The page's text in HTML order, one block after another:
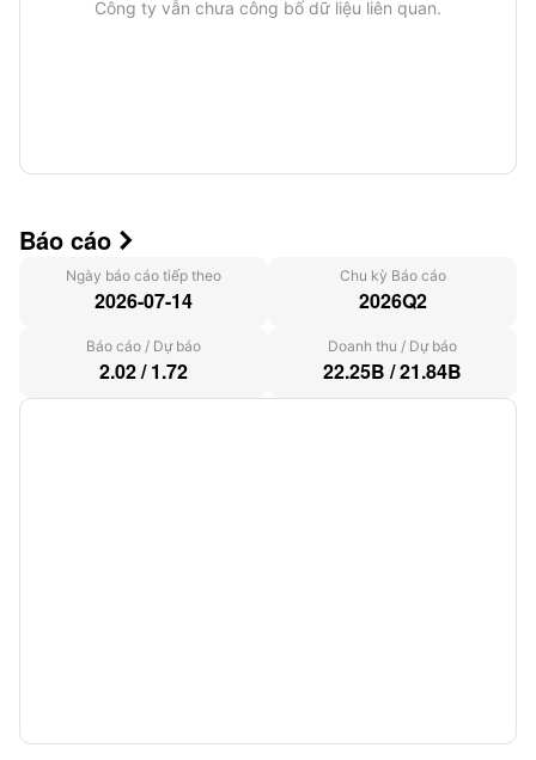
Công ty vẫn chưa công bố dữ liệu liên quan.
Báo cáo 
Ngày báo cáo tiếp theo
2026-07-14
Chu kỳ Báo cáo
2026Q2
Báo cáo / Dự báo
2.02/ 1.72
Doanh thu / Dự báo
22.25B /21.84B